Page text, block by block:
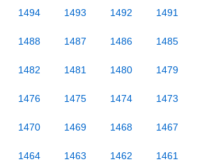
1494 1493 1492 1491
1488 1487 1486 1485
1482 1481 1480 1479
1476 1475 1474 1473
1470 1469 1468 1467
1464 1463 1462 1461